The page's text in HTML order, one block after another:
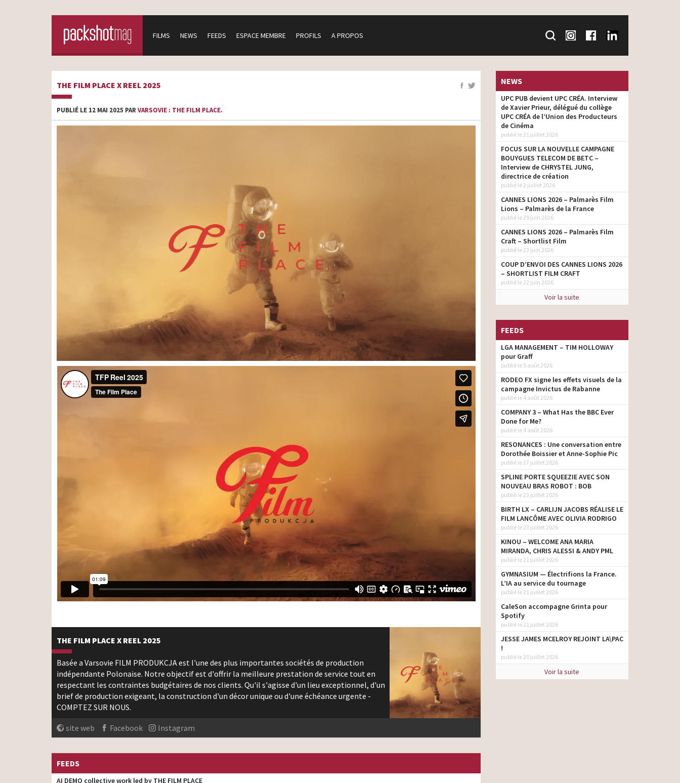
FILMS NEWS FEEDS ESPACE MEMBRE PROFILS A PROPOS
THE FILM PLACE X REEL 2025
PUBLIÉ LE 12 MAI 2025 PARVARSOVIE : THE FILM PLACE.
THE FILM PLACE X REEL 2025
Basée a Varsovie FILM PRODUKCJA est l'une des plus importantes sociétés de production
indépendante Polonaise. Notre objectif est d'offrir la meilleure prestation de service tout en
respectant les contraintes budgétaires de nos clients. Qu'il s'agisse d'un lieu exceptionnel, d'un
brief de production exigeant, la construction d'un décor unique ou d'une échéance urgente -
COMPTEZ SUR NOUS.
site web Facebook Instagram
FEEDS
AI DEMO collective work led by THE FILM PLACE
NEWS
UPC PUB devient UPC CRÉA. Interview
de Xavier Prieur, délégué du collège
UPC CRÉA de l’Union des Producteurs
de Cinéma
publié le 21 juillet 2026
FOCUS SUR LA NOUVELLE CAMPAGNE
BOUYGUES TELECOM DE BETC –
Interview de CHRYSTEL JUNG,
directrice de création
publié le 2 juillet 2026
CANNES LIONS 2026 – Palmarès Film
Lions – Palmarès de la France
publié le 29 juin 2026
CANNES LIONS 2026 – Palmarès Film
Craft – Shortlist Film
publié le 23 juin 2026
COUP D’ENVOI DES CANNES LIONS 2026
– SHORTLIST FILM CRAFT
publié le 22 juin 2026
Voir la suite
FEEDS
LGA MANAGEMENT – TIM HOLLOWAY
pour Graff
publié le 5 août 2026
RODEO FX signe les effets visuels de la
campagne Invictus de Rabanne
publié le 4 août 2026
COMPANY 3 – What Has the BBC Ever
Done for Me?
publié le 4 août 2026
RESONANCES : Une conversation entre
Dorothée Boissier et Anne-Sophie Pic
publié le 27 juillet 2026
SPLINE PORTE SQUEEZIE AVEC SON
NOUVEAU BRAS ROBOT : BOB
publié le 23 juillet 2026
BIRTH LX – CARLIJN JACOBS RÉALISE LE
FILM LANCÔME AVEC OLIVIA RODRIGO
publié le 23 juillet 2026
KINOU – WELCOME ANA MARIA
MIRANDA, CHRIS ALESSI & ANDY PML
publié le 21 juillet 2026
GYMNASIUM — Électrifions la France.
L’IA au service du tournage
publié le 21 juillet 2026
CaleSon accompagne Grinta pour
Spotify
publié le 21 juillet 2026
JESSE JAMES MCELROY REJOINT LA\PAC
!
publié le 20 juillet 2026
Voir la suite